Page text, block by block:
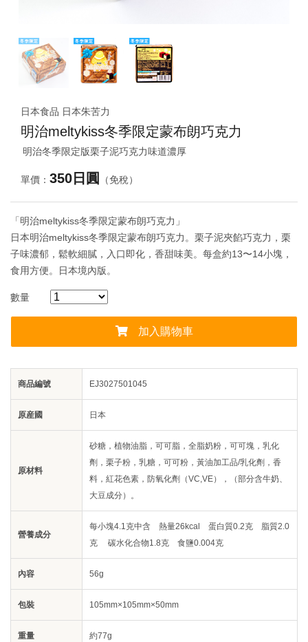
日本食品 日本朱苦力
明治meltykiss冬季限定蒙布朗巧克力
明治冬季限定版栗子泥巧克力味道濃厚
單價： 350日圓 （免稅）
「明治meltykiss冬季限定蒙布朗巧克力」
日本明治meltykiss冬季限定蒙布朗巧克力。栗子泥夾餡巧克力，栗
子味濃郁，鬆軟細膩，入口即化，香甜味美。每盒約13〜14小塊，
食用方便。日本境內版。
數量
加入購物車
商品編號 EJ3027501045
原産國 日本
原材料
砂糖，植物油脂，可可脂，全脂奶粉，可可塊，乳化
劑，栗子粉，乳糖，可可粉，黃油加工品/乳化劑，香
料，紅花色素，防氧化劑（VC,VE），（部分含牛奶、
大豆成分）。
營養成分
每小塊4.1克中含 熱量26kcal 蛋白質0.2克 脂質2.0
克 碳水化合物1.8克 食鹽0.004克
內容 56g
包裝 105mm×105mm×50mm
重量 約77g